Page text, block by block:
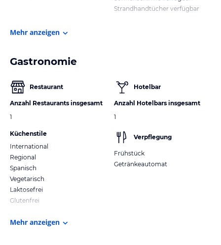
Strandhandtücher verfügbar
Mehr anzeigen
Gastronomie
Restaurant
Anzahl Restaurants insgesamt
1
Küchenstile
International
Regional
Spanisch
Vegetarisch
Laktosefrei
Glutenfrei
Hotelbar
Anzahl Hotelbars insgesamt
1
Verpflegung
Frühstück
Getränkeautomat
Mehr anzeigen